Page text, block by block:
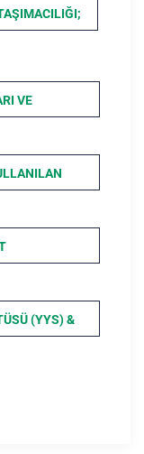
VE
(YYS) &